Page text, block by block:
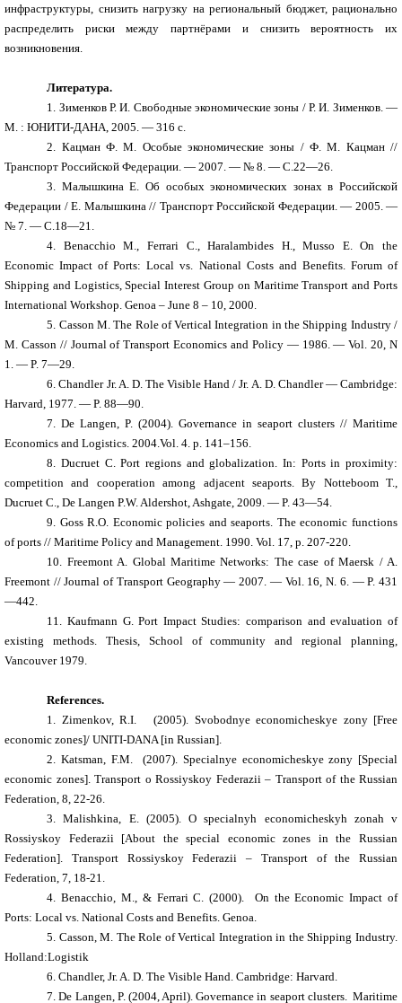
инфраструктуры, снизить нагрузку на региональный бюджет, рационально
распределить риски между партнёрами и снизить вероятность их
возникновения.
Литература.
1.
Зименков Р. И. Свободные экономические зоны / Р. И. Зименков. —
М. : ЮНИТИ-ДАНА, 2005. — 316 с.
2.
Кацман Ф. М. Особые экономические зоны / Ф. М. Кацман //
Транспорт Российской Федерации. — 2007. — № 8. — С.22—26.
3.
Малышкина Е. Об особых экономических зонах в Российской
Федерации / Е. Малышкина // Транспорт Российской Федерации. — 2005. —
№ 7. — С.18—21.
4.
Benacchio M., Ferrari C., Haralambides H., Musso E. On the
Economic Impact of Ports: Local vs. National Costs and Benefits. Forum of
Shipping and Logistics, Special Interest Group on Maritime Transport and Ports
International Workshop. Genoa – June 8 – 10, 2000.
5. Casson M. The Role of Vertical Integration in the Shipping Industry /
M. Casson // Journal of Transport Economics and Policy — 1986. — Vol. 20, N
1. — P. 7—29.
6. Chandler Jr. A. D. The Visible Hand / Jr. A. D. Chandler — Cambridge:
Harvard, 1977. — P. 88—90.
7.
De Langen, P. (2004). Governance in seaport clusters // Maritime
Economics and Logistics. 2004.Vol. 4. p. 141–156.
8.
Ducruet C. Port regions and globalization. In: Ports in proximity:
competition and cooperation among adjacent seaports. By Notteboom T.,
Ducruet C., De Langen P.W. Aldershot, Ashgate, 2009. — P. 43—54.
9. Goss R.O. Economic policies and seaports. The economic functions
of ports // Maritime Policy and Management. 1990. Vol. 17, p. 207-220.
10.
Freemont A. Global Maritime Networks: The case of Maersk / A.
Freemont // Journal of Transport Geography — 2007. — Vol. 16, N. 6. — P. 431
—442.
11.
Kaufmann G. Port Impact Studies: comparison and evaluation of
existing methods. Thesis, School of community and regional planning,
Vancouver 1979.
References.
1.
Zimenkov, R.I. (2005). Svobodnye economicheskye zony [Free
economic zones]/ UNITI-DANA [in Russian].
2.
Katsman, F.M. (2007). Specialnye economicheskye zony [Special
economic zones]. Transport o Rossiyskoy Federazii – Transport of the Russian
Federation, 8, 22-26.
3.
Malishkina, E. (2005). O specialnyh economicheskyh zonah v
Rossiyskoy Federazii [About the special economic zones in the Russian
Federation]. Transport Rossiyskoy Federazii – Transport of the Russian
Federation, 7, 18-21.
4.
Benacchio, M., & Ferrari C. (2000). On the Economic Impact of
Ports: Local vs. National Costs and Benefits. Genoa.
5. Casson, M. The Role of Vertical Integration in the Shipping Industry.
Holland:Logistik
6. Chandler, Jr. A. D. The Visible Hand. Cambridge: Harvard.
7. De Langen, P. (2004, April). Governance in seaport clusters. Maritime